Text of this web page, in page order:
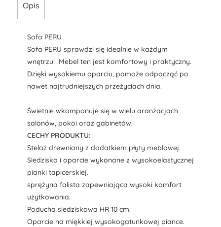
Opis
Sofa PERU
Sofa PERU sprawdzi się idealnie w każdym
wnętrzu! Mebel ten jest komfortowy i praktyczny.
Dzięki wysokiemu oparciu, pomoże odpocząć po
nawet najtrudniejszych przeżyciach dnia.
Świetnie wkomponuje się w wielu aranżacjach
salonów, pokoi oraz gabinetów.
CECHY PRODUKTU:
Stelaż drewniany z dodatkiem płyty meblowej.
Siedzisko i oparcie wykonane z wysokoelastycznej
pianki tapicerskiej.
sprężyna falista zapewniająca wysoki komfort
użytkowania.
Poducha siedziskowa HR 10 cm.
Oparcie na miękkiej wysokogatunkowej piance.